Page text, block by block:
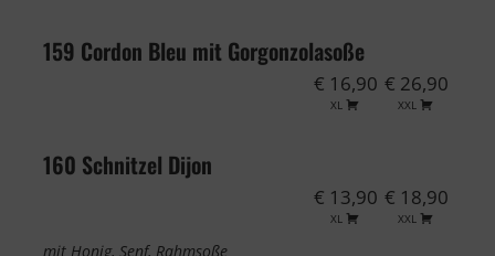
159 Cordon Bleu mit Gorgonzolasoße
€ 16,90
XL
€ 26,90
XXL
160 Schnitzel Dijon
€ 13,90
XL
€ 18,90
XXL
mit Honig, Senf, Rahmsoße